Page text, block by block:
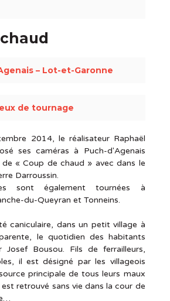
– Lot-et-Garonne
de tournage
2014, le réalisateur Raphaël
ses caméras à Puch-d'Agenais
« Coup de chaud » avec dans le
Darroussin.
sont également tournées à
du-Queyran et Tonneins.
caniculaire, dans un petit village à
le quotidien des habitants
Bousou. Fils de ferrailleurs,
il est désigné par les villageois
principale de tous leurs maux
est retrouvé sans vie dans la cour de